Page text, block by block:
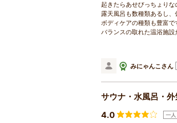
起きたらあせびっちょり
露天風呂も数種類あるし
ボディケアの種類も豊富
バランスの取れた温浴施設
みにゃんこさん
サウナ・水風呂・
4.0
一人